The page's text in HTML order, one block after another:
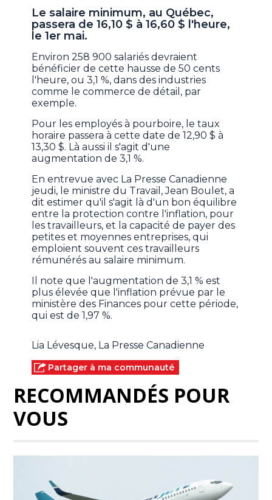
Le salaire minimum, au Québec,
passera de 16,10 $ à 16,60 $ l'heure,
le 1er mai.
Environ 258 900 salariés devraient
bénéficier de cette hausse de 50 cents
l'heure, ou 3,1 %, dans des industries
comme le commerce de détail, par
exemple.
Pour les employés à pourboire, le taux
horaire passera à cette date de 12,90 $ à
13,30 $. Là aussi il s'agit d'une
augmentation de 3,1 %.
En entrevue avec La Presse Canadienne
jeudi, le ministre du Travail, Jean Boulet, a
dit estimer qu'il s'agit là d'un bon équilibre
entre la protection contre l'inflation, pour
les travailleurs, et la capacité de payer des
petites et moyennes entreprises, qui
emploient souvent ces travailleurs
rémunérés au salaire minimum.
Il note que l'augmentation de 3,1 % est
plus élevée que l'inflation prévue par le
ministère des Finances pour cette période,
qui est de 1,97 %.
Lia Lévesque, La Presse Canadienne
Partager à ma communauté
RECOMMANDÉS POUR
VOUS